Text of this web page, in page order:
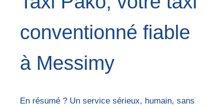
conventionné fiable
à Messimy
En résumé ? Un service sérieux, humain, sans